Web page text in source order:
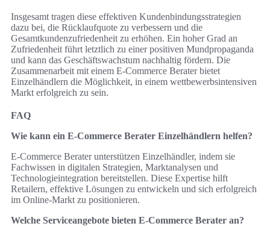
Insgesamt tragen diese effektiven Kundenbindungsstrategien
dazu bei, die Rücklaufquote zu verbessern und die
Gesamtkundenzufriedenheit zu erhöhen. Ein hoher Grad an
Zufriedenheit führt letztlich zu einer positiven Mundpropaganda
und kann das Geschäftswachstum nachhaltig fördern. Die
Zusammenarbeit mit einem E-Commerce Berater bietet
Einzelhändlern die Möglichkeit, in einem wettbewerbsintensiven
Markt erfolgreich zu sein.
FAQ
Wie kann ein E-Commerce Berater Einzelhändlern helfen?
E-Commerce Berater unterstützen Einzelhändler, indem sie
Fachwissen in digitalen Strategien, Marktanalysen und
Technologieintegration bereitstellen. Diese Expertise hilft
Retailern, effektive Lösungen zu entwickeln und sich erfolgreich
im Online-Markt zu positionieren.
Welche Serviceangebote bieten E-Commerce Berater an?